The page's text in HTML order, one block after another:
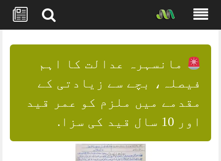
content
مانسہرہ عدالت کا اہم
فیصلہ، بچے سے زیادتی کے
مقدمے میں ملزم کو عمر قید
اور 10 سال قید کی سزا.